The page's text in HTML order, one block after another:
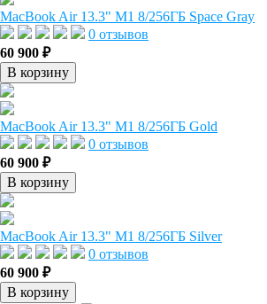
MacBook Air 13.3" M1 8/256ГБ Space Gray
0 отзывов
60 900 ₽
В корзину
MacBook Air 13.3" M1 8/256ГБ Gold
0 отзывов
60 900 ₽
В корзину
MacBook Air 13.3" M1 8/256ГБ Silver
0 отзывов
60 900 ₽
В корзину